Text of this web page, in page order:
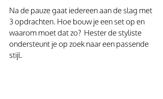
Na de pauze gaat iedereen aan de slag met
3 opdrachten. Hoe bouw je een set op en
waarom moet dat zo?  Hester de styliste
ondersteunt je op zoek naar een passende
stijl.